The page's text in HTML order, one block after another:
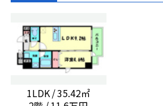
1LDK / 35.42㎡